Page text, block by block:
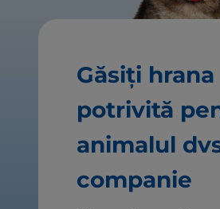
Găsiți hrana
potrivită
animalul
companie